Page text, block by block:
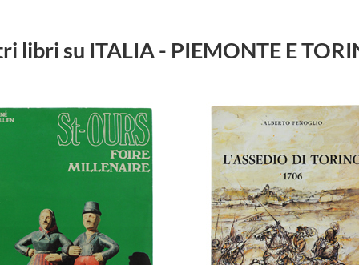
libri su ITALIA - PIEMONTE E